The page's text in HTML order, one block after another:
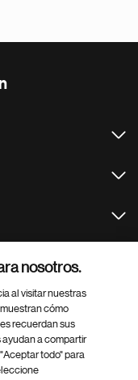
nosotros.
al visitar nuestras
cómo
recuerdan sus
ayudan a compartir
todo" para